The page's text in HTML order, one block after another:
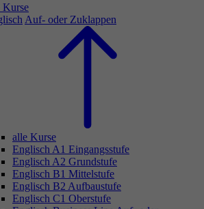
Kurse
Auf- oder Zuklappen
alle Kurse
Englisch A1 Eingangsstufe
Englisch A2 Grundstufe
Englisch B1 Mittelstufe
Englisch B2 Aufbaustufe
Englisch C1 Oberstufe